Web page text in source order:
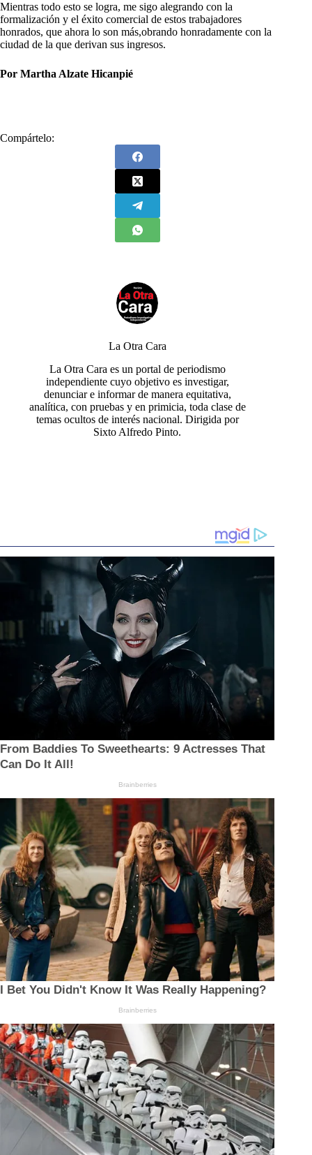
Mientras todo esto se logra, me sigo alegrando con la
formalización y el éxito comercial de estos trabajadores
honrados, que ahora lo son más,obrando honradamente con la
ciudad de la que derivan sus ingresos.
Por Martha Alzate Hicanpié
Compártelo:
La Otra Cara
La Otra Cara es un portal de periodismo
independiente cuyo objetivo es investigar,
denunciar e informar de manera equitativa,
analítica, con pruebas y en primicia, toda clase de
temas ocultos de interés nacional. Dirigida por
Sixto Alfredo Pinto.